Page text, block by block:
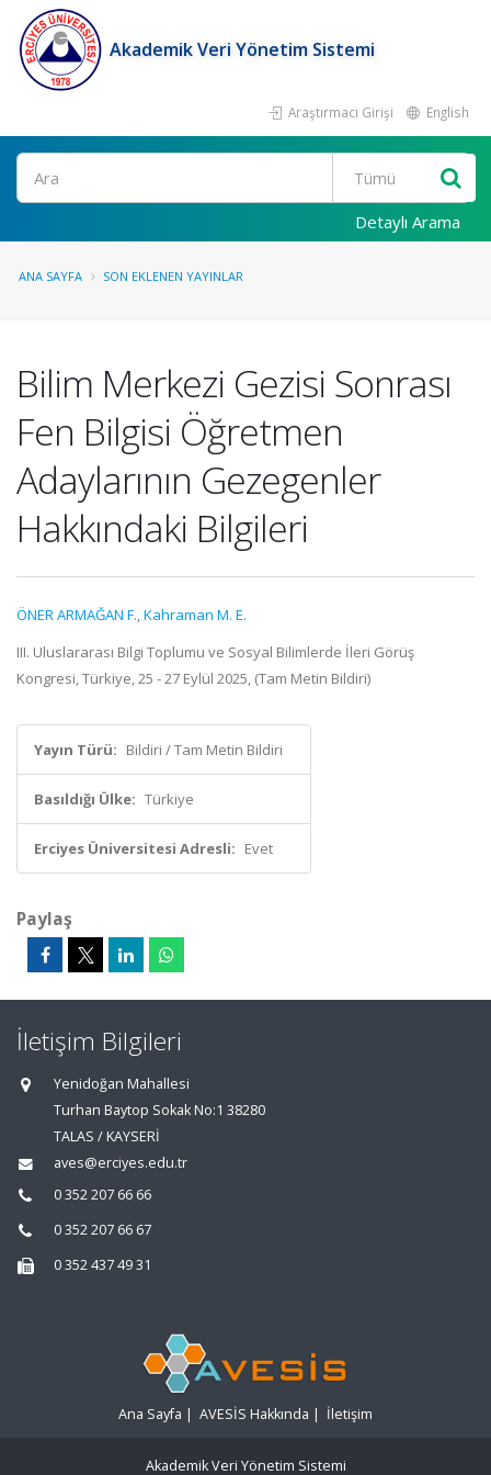
Akademik Veri Yönetim Sistemi
Araştırmacı Girişi English
Ara
Detaylı Arama
ANA SAYFA SON EKLENEN YAYINLAR
Bilim Merkezi Gezisi Sonrası
Fen Bilgisi Öğretmen
Adaylarının Gezegenler
Hakkındaki Bilgileri
ÖNER ARMAĞAN F.,Kahraman M. E.
III. Uluslararası Bilgi Toplumu ve Sosyal Bilimlerde İleri Görüş
Kongresi, Türkiye, 25 - 27 Eylül 2025, (Tam Metin Bildiri)
Yayın Türü: Bildiri / Tam Metin Bildiri
Basıldığı Ülke: Türkiye
Erciyes Üniversitesi Adresli: Evet
Paylaş
İletişim Bilgileri
Yenidoğan Mahallesi
Turhan Baytop Sokak No:1 38280
TALAS / KAYSERİ
aves@erciyes.edu.tr
0 352 207 66 66
0 352 207 66 67
0 352 437 49 31
Ana Sayfa | AVESİS Hakkında | İletişim
Akademik Veri Yönetim Sistemi